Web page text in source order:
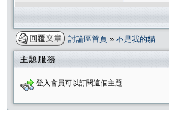
討論區首頁 » 不是我的貓
主題服務
登入會員可以訂閱這個主題